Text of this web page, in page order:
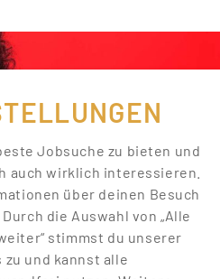
Jobsuche zu bieten und
auch wirklich interessieren.
über deinen Besuch
die Auswahl von „Alle
stimmst du unserer
zu und kannst alle